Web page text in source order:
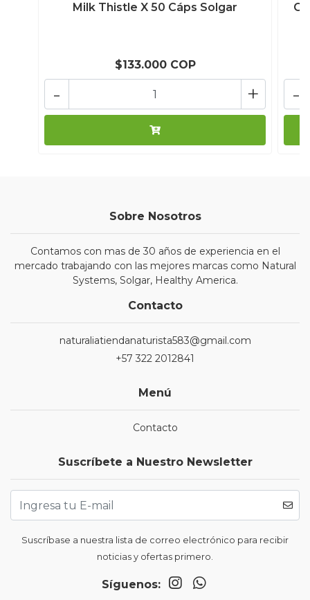
Milk Thistle X 50 Cáps Solgar
$133.000 COP
+
- -
Sobre Nosotros
Contamos con mas de 30 años de experiencia en el
mercado trabajando con las mejores marcas como Natural
Systems, Solgar, Healthy America.
Contacto
naturaliatiendanaturista583@gmail.com
+57 322 2012841
Menú
Contacto
Suscríbete a Nuestro Newsletter
Suscríbase a nuestra lista de correo electrónico para recibir
noticias y ofertas primero.
Síguenos: